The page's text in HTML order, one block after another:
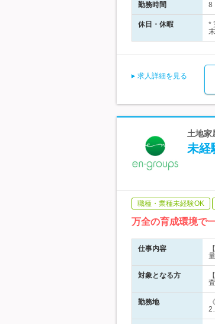
勤務時間 8
休日・休暇
*
求人詳細を見る
土地
未経
職種・業種未経験OK
万全の育成環境で
仕事内容
対象となる方
勤務地